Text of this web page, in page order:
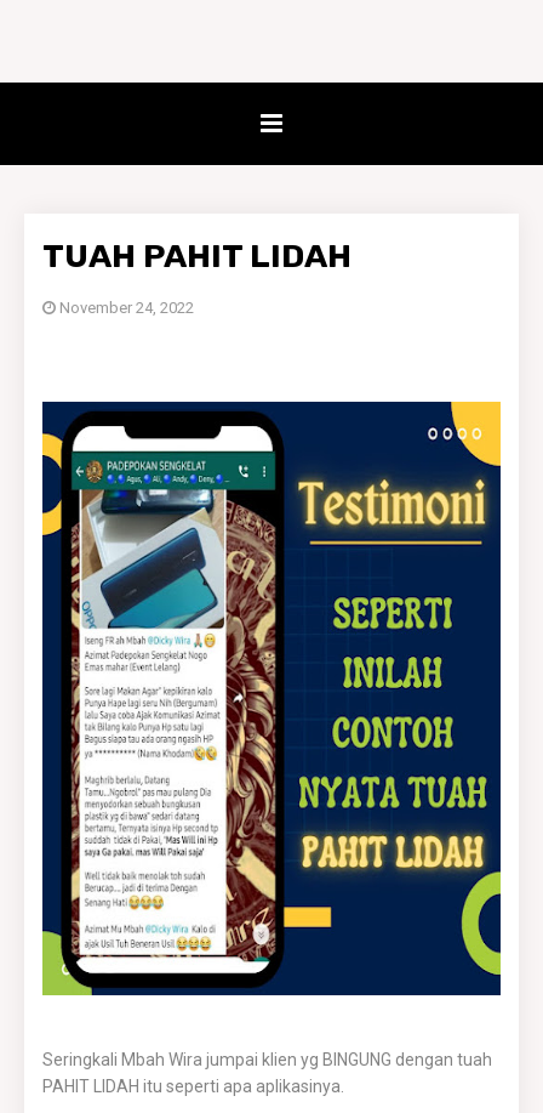
TUAH PAHIT LIDAH
November 24, 2022
Seringkali Mbah Wira jumpai klien yg BINGUNG dengan tuah
PAHIT LIDAH itu seperti apa aplikasinya.